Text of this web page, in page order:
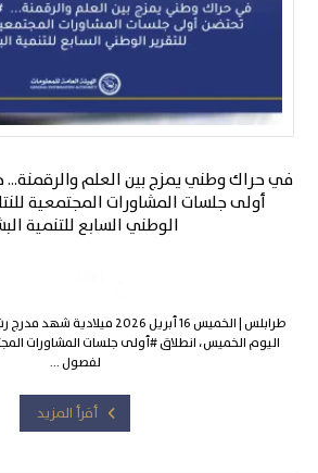
في حراك وطني يمزج بين العلم
أولى جلسات المشاورات المجتمعية
الوطني السابع للتنمية
طرابلس | الخميس 16 أبريل 2026
اليوم الخميس، انطلاق #أولى جلسات المشاورات
لفصول ...
أقرأ المزيد